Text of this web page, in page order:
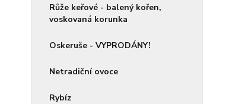
Růže keřové - balený kořen,
voskovaná korunka
Oskeruše - VYPRODÁNY!
Netradiční ovoce
Rybíz